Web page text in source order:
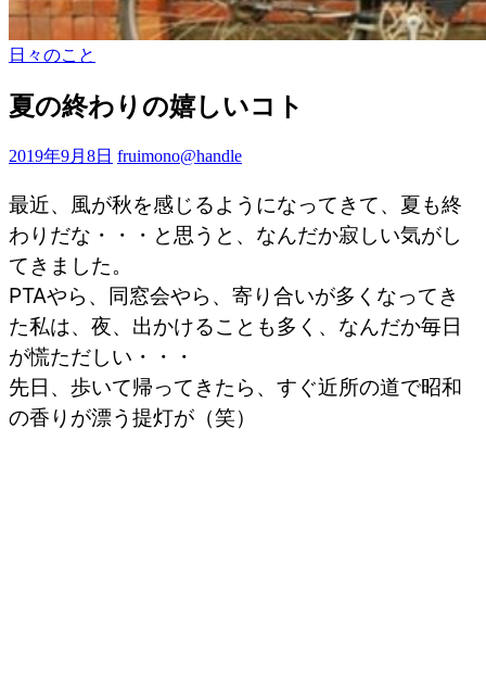
日々のこと
夏の終わりの嬉しいコト
2019年9月8日 fruimono@handle
最近、風が秋を感じるようになってきて、夏も終
わりだな・・・と思うと、なんだか寂しい気がし
てきました。
PTAやら、同窓会やら、寄り合いが多くなってき
た私は、夜、出かけることも多く、なんだか毎日
が慌ただしい・・・
先日、歩いて帰ってきたら、すぐ近所の道で昭和
の香りが漂う提灯が（笑）